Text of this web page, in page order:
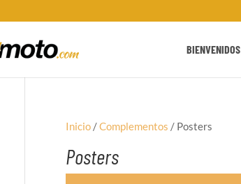
BIENVENIDOS
Inicio/Complementos / Posters
Posters